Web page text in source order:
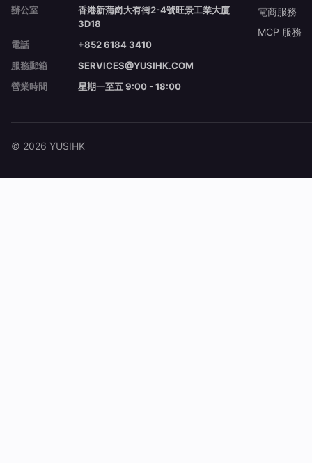
辦公室
香港新蒲崗大有街2-4號旺景工業大廈
3D18
電話
+852 6184 3410
服務郵箱
SERVICES@YUSIHK.COM
營業時間
星期一至五 9:00 - 18:00
電商服務
MCP 服務
© 2026 YUSIHK